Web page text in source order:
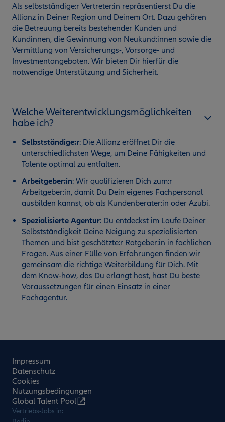
Als selbstständige:r Vertreter:in repräsentierst Du die
Allianz in Deiner Region und Deinem Ort. Dazu gehören
die Betreuung bereits bestehender Kunden und
Kundinnen, die Gewinnung von Neukund:innen sowie die
Vermittlung von Versicherungs-, Vorsorge- und
Investmentangeboten. Wir bieten Dir hierfür die
notwendige Unterstützung und Sicherheit.
Welche Weiterentwicklungsmöglichkeiten
habe ich?
Selbstständige:r: Die Allianz eröffnet Dir die
unterschiedlichsten Wege, um Deine Fähigkeiten und
Talente optimal zu entfalten.
Arbeitgeber:in: Wir qualifizieren Dich zum:r
Arbeitgeber:in, damit Du Dein eigenes Fachpersonal
ausbilden kannst, ob als Kundenberater:in oder Azubi.
Spezialisierte Agentur: Du entdeckst im Laufe Deiner
Selbstständigkeit Deine Neigung zu spezialisierten
Themen und bist geschätzte:r Ratgeber:in in fachlichen
Fragen. Aus einer Fülle von Erfahrungen finden wir
gemeinsam die richtige Weiterbildung für Dich. Mit
dem Know-how, das Du erlangt hast, hast Du beste
Voraussetzungen für einen Einsatz in einer
Fachagentur.
Impressum
Datenschutz
Cookies
Nutzungsbedingungen
Global Talent Pool
Vertriebs-Jobs in: